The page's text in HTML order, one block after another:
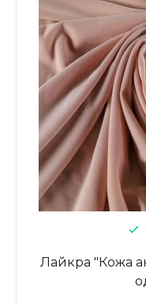
Лайкра "Кожа